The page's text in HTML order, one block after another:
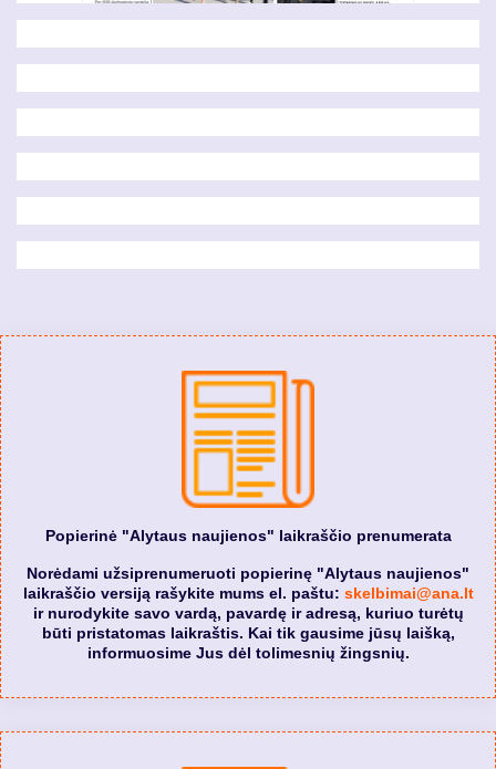
Popierinė "Alytaus naujienos" laikraščio prenumerata
Norėdami užsiprenumeruoti popierinę "Alytaus naujienos"
laikraščio versiją rašykite mums el. paštu: skelbimai@ana.lt
ir nurodykite savo vardą, pavardę ir adresą, kuriuo turėtų
būti pristatomas laikraštis. Kai tik gausime jūsų laišką,
informuosime Jus dėl tolimesnių žingsnių.